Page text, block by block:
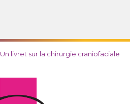
Un livret sur la chirurgie craniofaciale